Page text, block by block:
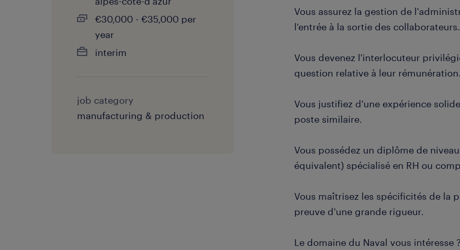
€30,000 - €35,000 per
year
interim
job category
manufacturing & production
Vous assurez la gestion de
l'entrée à la sortie des collaborateurs.
Vous devenez l'interlocuteur
question relative à leur
Vous justifiez d'une expérience
poste similaire.
Vous possédez un diplôme de niveau
équivalent) spécialisé en RH ou
Vous maîtrisez les spécificités de la
preuve d'une grande rigueur.
Le domaine du Naval vous intéresse